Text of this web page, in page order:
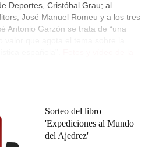
Deportes, Cristóbal Grau; al
José Manuel Romeu y a los tres
Antonio Garzón se trata de “una
Sorteo del libro
'Expediciones al Mundo
del Ajedrez'